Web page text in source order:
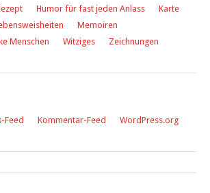
Humor für fast jeden Anlass
Karte
Memoiren
Menschen
Witziges Zeichnungen
Feed Kommentar-Feed WordPress.org